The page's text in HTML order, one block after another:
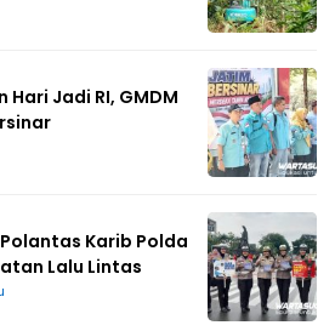
Hari Jadi RI, GMDM
Karib Polda
Lalu Lintas